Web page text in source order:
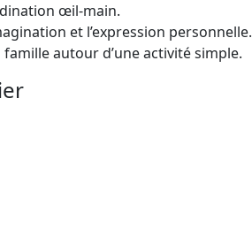
œil-main.
et l’expression personnelle.
autour d’une activité simple.